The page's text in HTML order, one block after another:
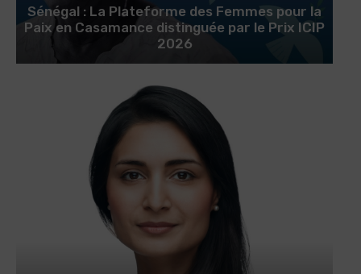
Sénégal : La Plateforme des Femmes pour la
Paix en Casamance distinguée par le Prix ICIP
2026